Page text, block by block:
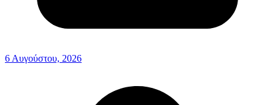
6 Αυγούστου, 2026